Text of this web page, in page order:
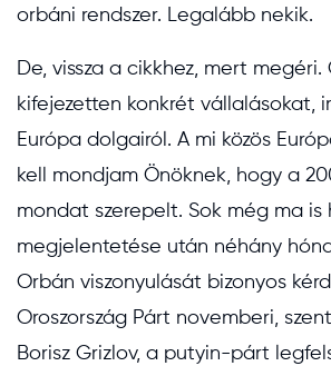
orbáni rendszer. Legalább nekik.
De, vissza a cikkhez, mert
kifejezetten konkrét vállalásokat,
Európa dolgairól. A mi közös
kell mondjam Önöknek, hogy a
mondat szerepelt. Sok még ma
megjelentetése után néhány
Orbán viszonyulását bizonyos
Oroszország Párt novemberi,
Borisz Grizlov, a putyin-párt